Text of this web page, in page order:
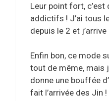
Leur point fort, c’est
addictifs ! J’ai tous
depuis le 2 et j’arrive
Enfin bon, ce mode
tout de même, mais
donne une bouffée
fait l’arrivée des Jin !